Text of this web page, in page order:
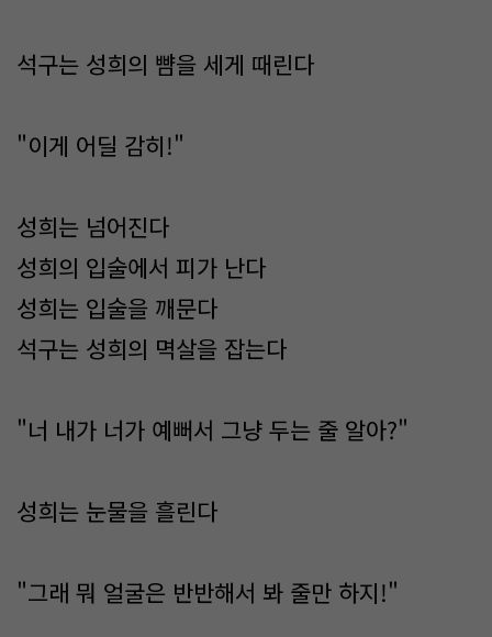
석구는 성희의 뺨을 세게 때린다
"이게 어딜 감히!"
성희는 넘어진다
성희의 입술에서 피가 난다
성희는 입술을 깨문다
석구는 성희의 멱살을 잡는다
"너 내가 너가 예뻐서 그냥 두는 줄 알아?"
성희는 눈물을 흘린다
"그래 뭐 얼굴은 반반해서 봐 줄만 하지!"